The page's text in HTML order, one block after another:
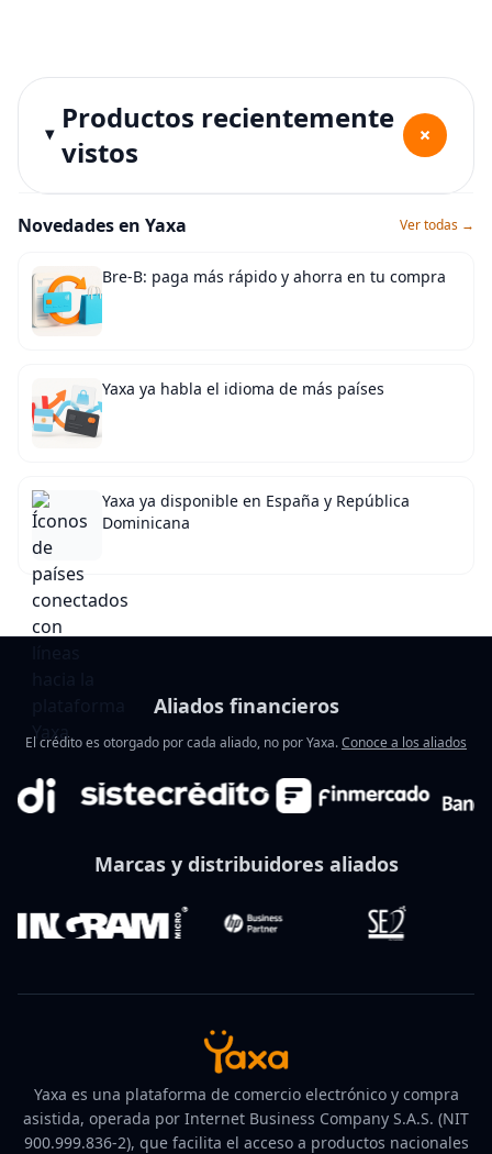
Productos recientemente
vistos
+
Novedades en Yaxa Ver todas →
Bre-B: paga más rápido y ahorra en tu compra
Yaxa ya habla el idioma de más países
Yaxa ya disponible en España y República
Dominicana
Aliados financieros
El crédito es otorgado por cada aliado, no por Yaxa.Conoce a los aliados
Marcas y distribuidores aliados
Yaxa es una plataforma de comercio electrónico y compra
asistida, operada por Internet Business Company S.A.S. (NIT
900.999.836-2), que facilita el acceso a productos nacionales